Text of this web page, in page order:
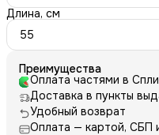
Длина, см
55
Преимущества
Оплата частями в
Доставка в пункты
Удобный возврат
Оплата — картой, СБП